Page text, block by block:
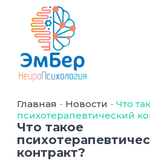
Главная - Новости - Что
психотерапевтический
Что такое
контракт?